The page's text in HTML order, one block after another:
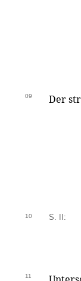
09 Der
10 S. II:
11